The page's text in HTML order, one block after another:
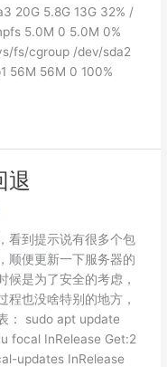
20G 5.8G 13G 32% /
5.0M 0 5.0M 0%
fs/cgroup /dev/sda2
56M 56M 0 100%
退
看到提示说有很多个包
顺便更新一下服务器的
候是为了安全的考虑，
程也没啥特别的地方，
： sudo apt update
focal InRelease Get:2
updates InRelease